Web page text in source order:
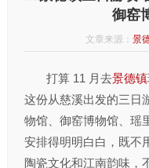
御窑
文章来源： 景
打算 11 月去景德镇
这份从慈溪出发的三日
物馆、御窑博物馆、瑶
安排得明明白白，既不
陶瓷文化和江南韵味，